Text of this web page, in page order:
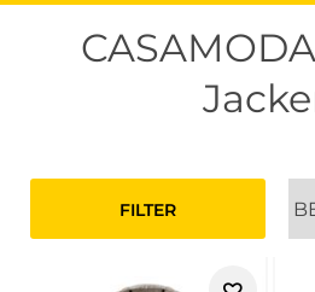
FILTER